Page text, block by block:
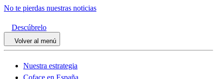
No te pierdas nuestras noticias
Descúbrelo
Volver al menú
Nuestra estrategia
Coface en España